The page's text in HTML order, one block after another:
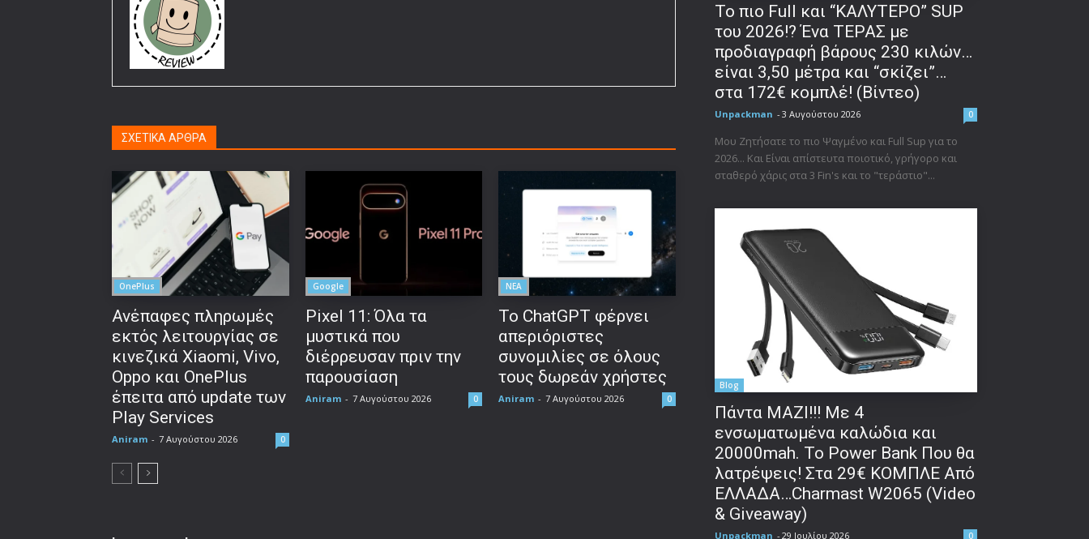
ΣΧΕΤΙΚΑ ΑΡΘΡΑ
OnePlus
Ανέπαφες πληρωμές
εκτός λειτουργίας σε
κινεζικά Xiaomi, Vivo,
Oppo και OnePlus
έπειτα από update των
Play Services
Aniram - 7 Αυγούστου 2026 0
Google
Pixel 11: Όλα τα
μυστικά που
διέρρευσαν πριν την
παρουσίαση
Aniram - 7 Αυγούστου 2026 0
ΝΕΑ
Το ChatGPT φέρνει
απεριόριστες
συνομιλίες σε όλους
τους δωρεάν χρήστες
Aniram - 7 Αυγούστου 2026 0
To πιο Full και “ΚΑΛΥΤΕΡΟ” SUP
του 2026!? Ένα ΤΕΡΑΣ με
προδιαγραφή βάρους 230 κιλών…
είναι 3,50 μέτρα και “σκίζει”…
στα 172€ κομπλέ! (Βίντεο)
Unpackman - 3 Αυγούστου 2026 0
Μου Ζητήσατε το πιο Ψαγμένο και Full Sup για το
2026... Και Είναι απίστευτα ποιοτικό, γρήγορο και
σταθερό χάρις στα 3 Fin's και το "τεράστιο"...
Blog
Πάντα ΜΑΖΙ!!! Με 4
ενσωματωμένα καλώδια και
20000mah. Το Power Bank Που θα
λατρέψεις! Στα 29€ ΚΟΜΠΛΕ Από
ΕΛΛΑΔΑ…Charmast W2065 (Video
& Giveaway)
Unpackman - 29 Ιουλίου 2026 0